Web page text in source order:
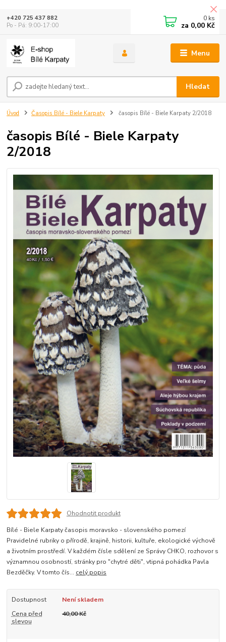
Menu
Hledat
+420 725 437 882
Po - Pá: 9:00-17:00
0 ks
za 0,00 Kč
Úvod Časopis Bílé - Biele Karpaty časopis Bílé - Biele Karpaty 2/2018
časopis Bílé - Biele Karpaty
2/2018
Ohodnotit produkt
Bílé - Biele Karpaty časopis moravsko - slovenského pomezí
Pravidelné rubriky o přírodě, krajině, historii, kultuře, ekologické výchově
a životním prostředí. V každém čísle sdělení ze Správy CHKO, rozhovor s
významnou osobností, stránky pro "chytré děti", vtipná pohádka Pavla
Bezděčky. V tomto čís... celý popis
Dostupnost
Není skladem
Cena před
slevou
40,00 Kč